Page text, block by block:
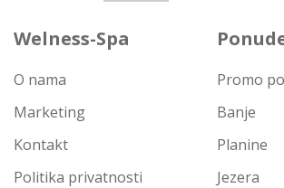
Welness-Spa
O nama
Marketing
Kontakt
Politika privatnosti
Promo
Banje
Planine
Jezera